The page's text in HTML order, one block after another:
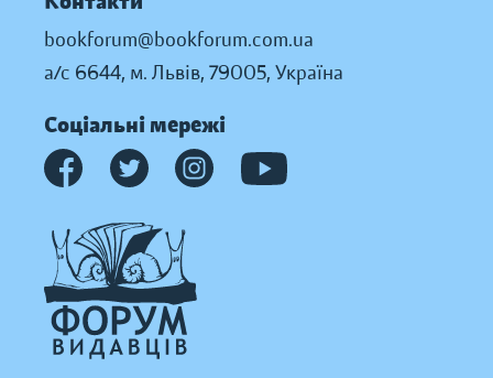
bookforum@bookforum.com.ua
а/с 6644, м. Львів, 79005, Україна
Соціальні мережі